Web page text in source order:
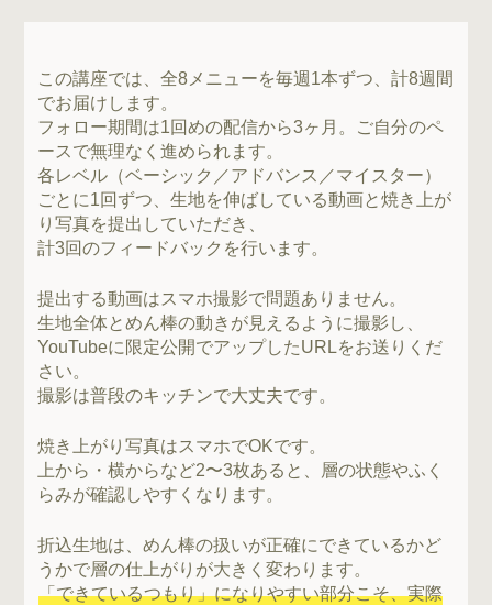
この講座では、全8メニューを毎週1本ずつ、計8週間
でお届けします。
フォロー期間は1回めの配信から3ヶ月。ご自分のペ
ースで無理なく進められます。
各レベル（ベーシック／アドバンス／マイスター）
ごとに1回ずつ、生地を伸ばしている動画と焼き上が
り写真を提出していただき、
計3回のフィードバックを行います。
提出する動画はスマホ撮影で問題ありません。
生地全体とめん棒の動きが見えるように撮影し、
YouTubeに限定公開でアップしたURLをお送りくだ
さい。
撮影は普段のキッチンで大丈夫です。
焼き上がり写真はスマホでOKです。
上から・横からなど2〜3枚あると、層の状態やふく
らみが確認しやすくなります。
折込生地は、めん棒の扱いが正確にできているかど
うかで層の仕上がりが大きく変わります。
「できているつもり」になりやすい部分こそ、実際